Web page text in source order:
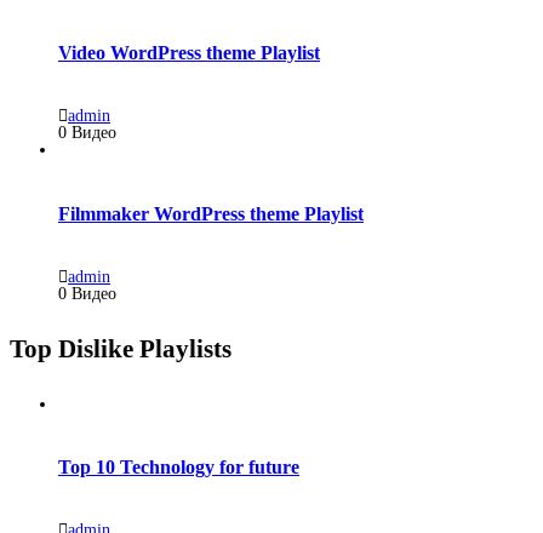
Video WordPress theme Playlist
admin
0 Видео
Filmmaker WordPress theme Playlist
admin
0 Видео
Top Dislike Playlists
Top 10 Technology for future